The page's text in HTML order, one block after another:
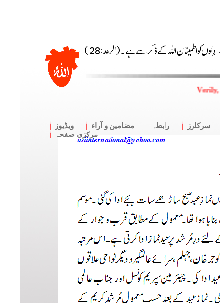
Verily,
سرکلرز رابطہ مضامین و آراء
ویڈیوز
مرکزی صفحہ